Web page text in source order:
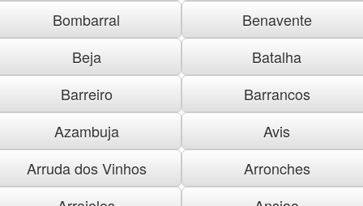
Bombarral
Benavente
Beja
Batalha
Barreiro
Barrancos
Azambuja
Avis
Arruda dos Vinhos
Arronches